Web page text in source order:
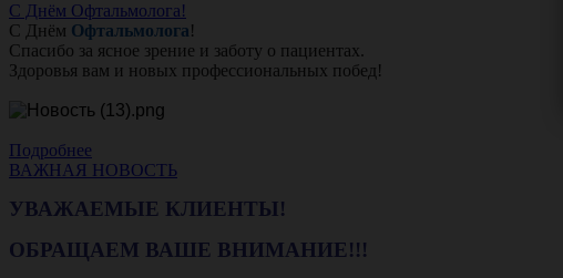
С Днём Офтальмолога!
С Днём Офтальмолога!
Спасибо за ясное зрение и заботу о пациентах.
Здоровья вам и новых профессиональных побед!
Подробнее
ВАЖНАЯ НОВОСТЬ
УВАЖАЕМЫЕ КЛИЕНТЫ!
ОБРАЩАЕМ ВАШЕ ВНИМАНИЕ!!!